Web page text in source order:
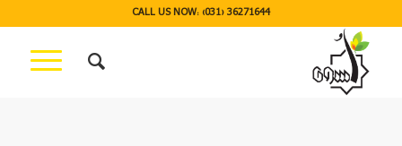
CALL US NOW: (031) 36271644